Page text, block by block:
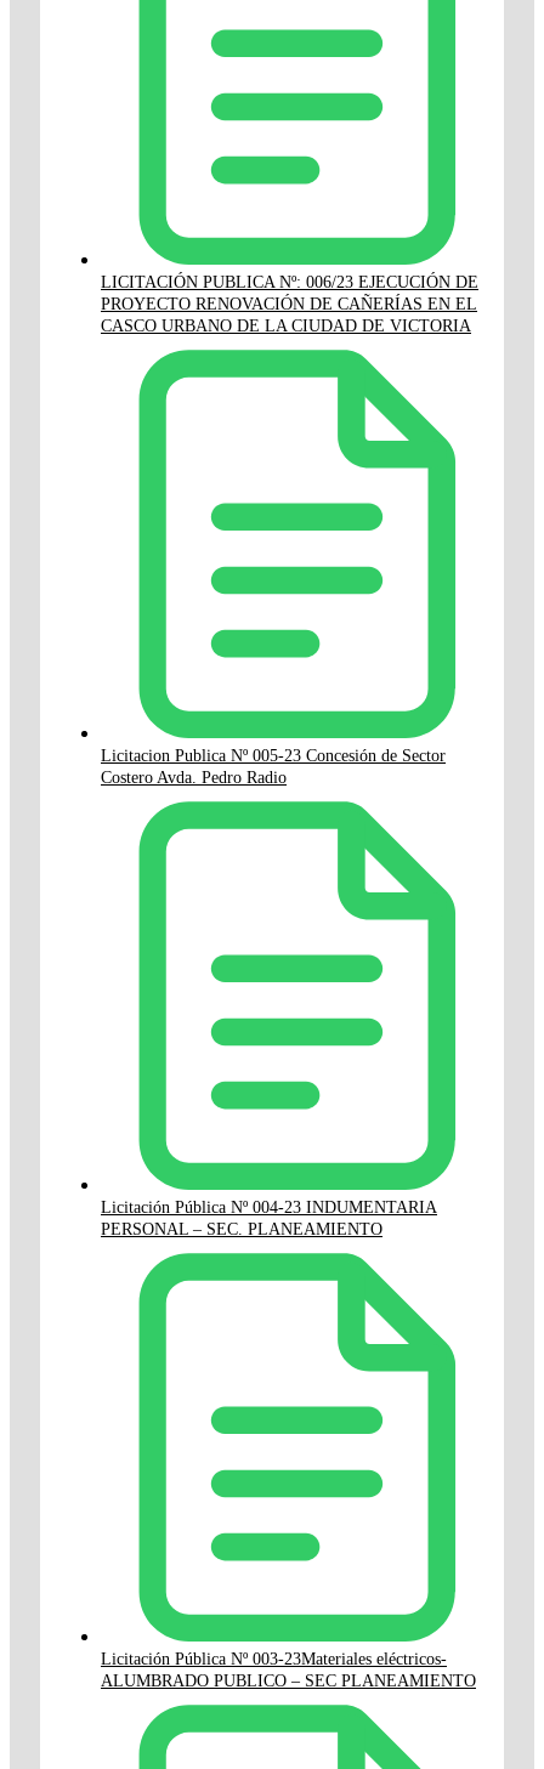
LICITACIÓN PUBLICA Nº: 006/23 EJECUCIÓN DE
PROYECTO RENOVACIÓN DE CAÑERÍAS EN EL
CASCO URBANO DE LA CIUDAD DE VICTORIA
Licitacion Publica Nº 005-23 Concesión de Sector
Costero Avda. Pedro Radio
Licitación Pública Nº 004-23 INDUMENTARIA
PERSONAL – SEC. PLANEAMIENTO
Licitación Pública Nº 003-23Materiales eléctricos-
ALUMBRADO PUBLICO – SEC PLANEAMIENTO